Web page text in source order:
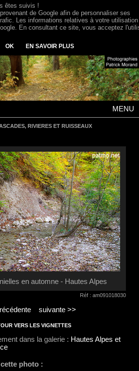
MENU
RIVIERES ET RUISSEAUX
en automne - Hautes Alpes
Réf : am091018030
suivante >>
VERS LES VIGNETTES
dans la galerie : Hautes Alpes et
photo :
êtes suivis !
de Google afin de personnaliser ses
Les informations relatives à votre
En consultant ce site, vous acceptez
OK EN SAVOIR PLUS